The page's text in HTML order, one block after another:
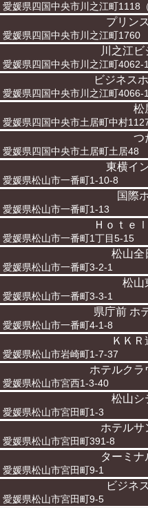
愛媛県四国中央市川之江町1118（
プリン
愛媛県四国中央市川之江町1760
川之江
愛媛県四国中央市川之江町4062-
ビジネス
愛媛県四国中央市川之江町4066-1
松
愛媛県四国中央市土居町中村
つ
愛媛県四国中央市土居町土居48
東横イ
愛媛県松山市一番町1-10-8
国際
愛媛県松山市一番町1-13
Ｈｏｔｅ
愛媛県松山市一番町1丁目5-15
松山全
愛媛県松山市一番町3-2-1
松山
愛媛県松山市一番町3-3-1
県庁前 ホ
愛媛県松山市一番町4-1-8
ＫＫＲ
愛媛県松山市岩崎町1-7-37
ホテルクラ
愛媛県松山市宮西1-3-40
松山シ
愛媛県松山市宮田町1-3
ホテルサ
愛媛県松山市宮田町391-8
ターミナ
愛媛県松山市宮田町9-1
ビジネ
愛媛県松山市宮田町9-5